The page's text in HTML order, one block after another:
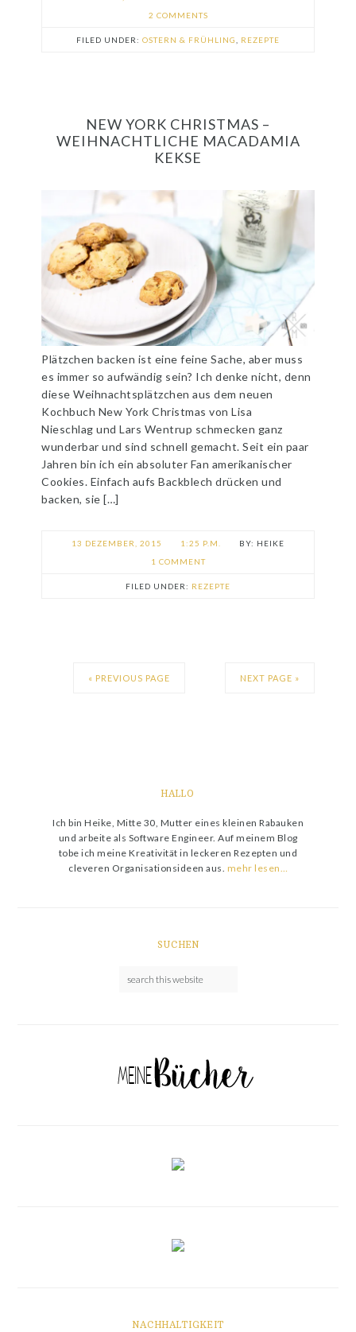
2 COMMENTS
FILED UNDER: OSTERN & FRÜHLING REZEPTE
NEW YORK CHRISTMAS –
WEIHNACHTLICHE MACADAMIA
KEKSE
Plätzchen backen ist eine feine Sache, aber muss
es immer so aufwändig sein? Ich denke nicht, denn
diese Weihnachtsplätzchen aus dem neuen
Kochbuch New York Christmas von Lisa
Nieschlag und Lars Wentrup schmecken ganz
wunderbar und sind schnell gemacht. Seit ein paar
Jahren bin ich ein absoluter Fan amerikanischer
Cookies. Einfach aufs Backblech drücken und
backen, sie […]
13 DEZEMBER, 2015 1:25 P.M.
HEIKE
1 COMMENT
FILED UNDER: REZEPTE
« PREVIOUS PAGE NEXT PAGE »
HALLO
Ich bin Heike, Mitte 30, Mutter eines kleinen Rabauken
und arbeite als Software Engineer. Auf meinem Blog
tobe ich meine Kreativität in leckeren Rezepten und
cleveren Organisationsideen aus. mehr lesen…
SUCHEN
NACHHALTIGKEIT